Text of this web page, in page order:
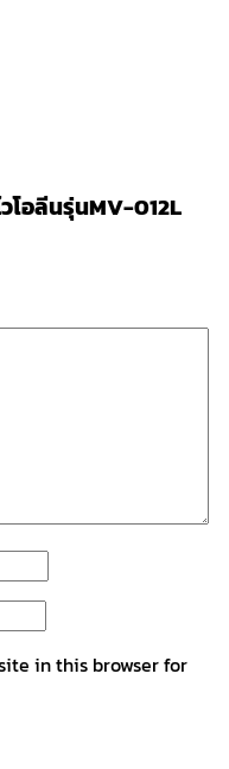
โอลีนรุ่นMV-012L
in this browser for